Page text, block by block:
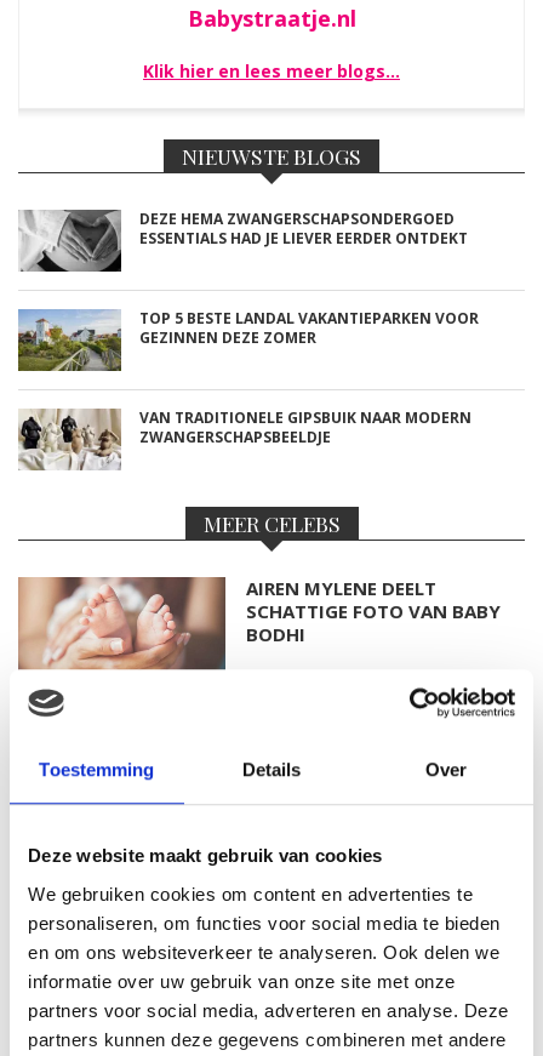
Toestemming Details Over
Deze website maakt gebruik van cookies
We gebruiken cookies om content en advertenties te
personaliseren, om functies voor social media te bieden
en om ons websiteverkeer te analyseren. Ook delen we
informatie over uw gebruik van onze site met onze
partners voor social media, adverteren en analyse. Deze
partners kunnen deze gegevens combineren met andere
Babystraatje.nl
Klik hier en lees meer blogs…
NIEUWSTE BLOGS
DEZE HEMA ZWANGERSCHAPSONDERGOED
ESSENTIALS HAD JE LIEVER EERDER ONTDEKT
TOP 5 BESTE LANDAL VAKANTIEPARKEN VOOR
GEZINNEN DEZE ZOMER
VAN TRADITIONELE GIPSBUIK NAAR MODERN
ZWANGERSCHAPSBEELDJE
MEER CELEBS
AIREN MYLENE DEELT
SCHATTIGE FOTO VAN BABY
BODHI
MET DOCHTERTJE SCOTTIE
KIM KÖTTER DEELT PRACHTIGE
GEZINSFOTO MET HAAR
MANNEN